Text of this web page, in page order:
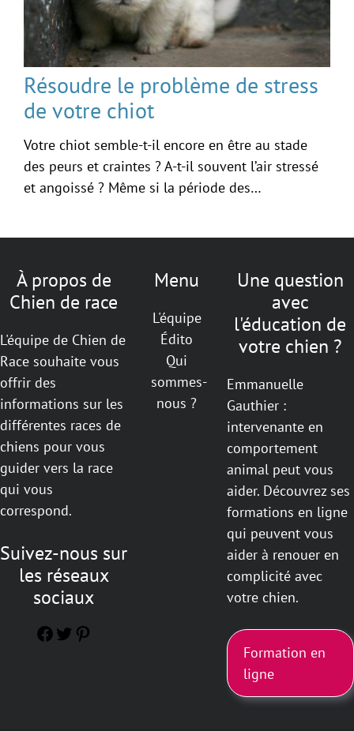
Résoudre le problème de stress
de votre chiot
Votre chiot semble-t-il encore en être au stade
des peurs et craintes ? A-t-il souvent l’air stressé
et angoissé ? Même si la période des…
À propos de
Chien de race
L'équipe de Chien de
Race souhaite vous
offrir des
informations sur les
différentes races de
chiens pour vous
guider vers la race
qui vous
correspond.
Suivez-nous sur
les réseaux
sociaux
Facebook
TwitterPinterest
Menu
L'équipe
Édito
Qui
sommes-
nous ?
Une question
avec
l'éducation de
votre chien ?
Emmanuelle
Gauthier :
intervenante en
comportement
animal peut vous
aider. Découvrez ses
formations en ligne
qui peuvent vous
aider à renouer en
complicité avec
votre chien.
Formation en
ligne